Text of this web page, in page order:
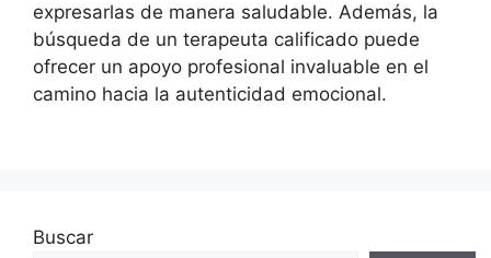
expresarlas de manera saludable. Además, la
búsqueda de un terapeuta calificado puede
ofrecer un apoyo profesional invaluable en el
camino hacia la autenticidad emocional.
Buscar